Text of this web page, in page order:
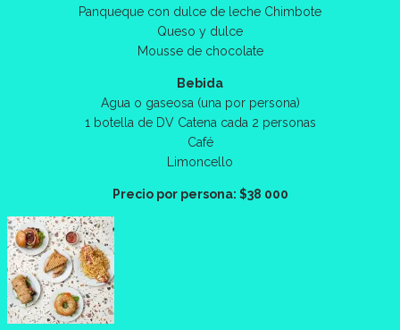
Panqueque con dulce de leche Chimbote
Queso y dulce
Mousse de chocolate
Bebida
Agua o gaseosa (una por persona)
1 botella de DV Catena cada 2 personas
Café
Limoncello
Precio por persona: $38 000